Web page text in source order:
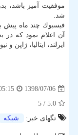
موفقیت آمیز باشد،
شد.
فیسبوك چند ماه پیش
آن اعلام نمود كه در
ایرلند، ایتالیا، ژاپن و
1398/07/06
5.0
/ 5
تگهای خبر:
شبكه